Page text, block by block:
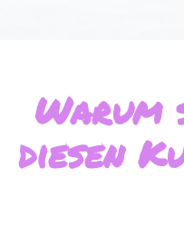
Warum
diesen